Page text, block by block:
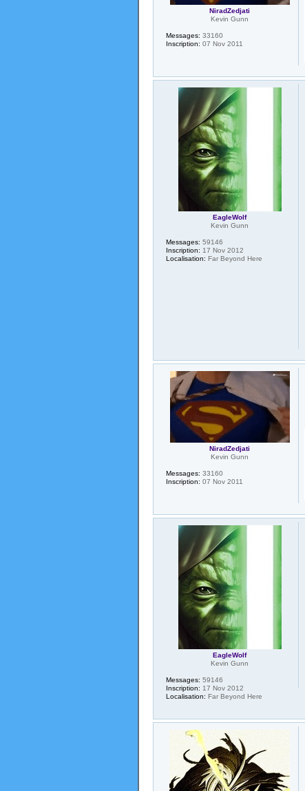
NiradZedjati
Kevin Gunn
Messages: 33160
Inscription: 07 Nov 2011
EagleWolf
Kevin Gunn
Messages: 59146
Inscription: 17 Nov 2012
Localisation: Far Beyond Here
NiradZedjati
Kevin Gunn
Messages: 33160
Inscription: 07 Nov 2011
EagleWolf
Kevin Gunn
Messages: 59146
Inscription: 17 Nov 2012
Localisation: Far Beyond Here